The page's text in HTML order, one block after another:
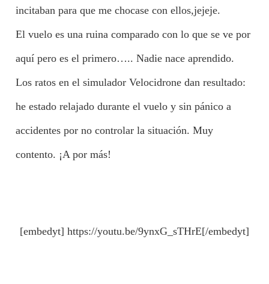
incitaban para que me chocase con ellos,jejeje.
El vuelo es una ruina comparado con lo que se ve por
aquí pero es el primero….. Nadie nace aprendido.
Los ratos en el simulador Velocidrone dan resultado:
he estado relajado durante el vuelo y sin pánico a
accidentes por no controlar la situación. Muy
contento. ¡A por más!
[embedyt] https://youtu.be/9ynxG_sTHrE[/embedyt]